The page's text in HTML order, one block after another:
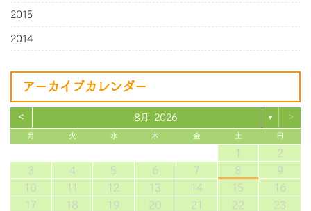
2015
2014
アーカイブカレンダー
< 8月 2026 ▼ >
月 火 水 木 金 土 日
1
2
3
4 5 6 7 8
9
10
11 12 13 14 15
16
17
18 19 20 21 22
23